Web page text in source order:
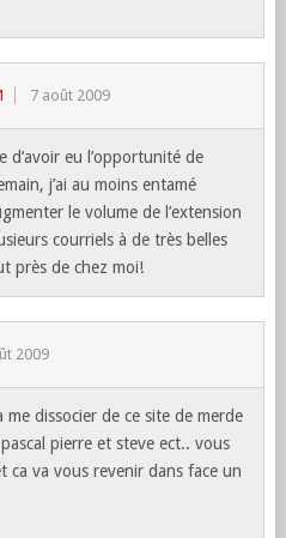
7 août 2009
d’avoir eu l’opportunité de
j’ai au moins entamé
le volume de l’extension
courriels à de très belles
près de chez moi!
2009
me dissocier de ce site de merde
pierre et steve ect.. vous
ca va vous revenir dans face un